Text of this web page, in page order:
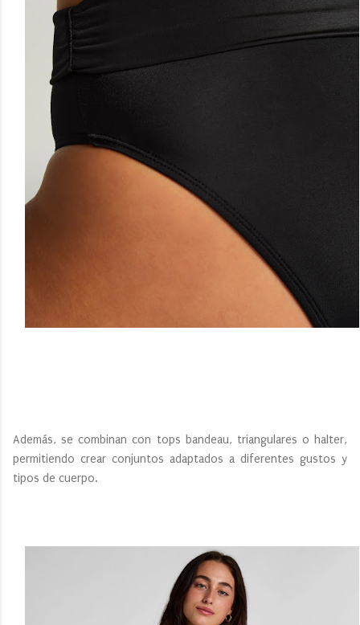
Además, se combinan con tops bandeau, triangulares o halter,
permitiendo crear conjuntos adaptados a diferentes gustos y
tipos de cuerpo.